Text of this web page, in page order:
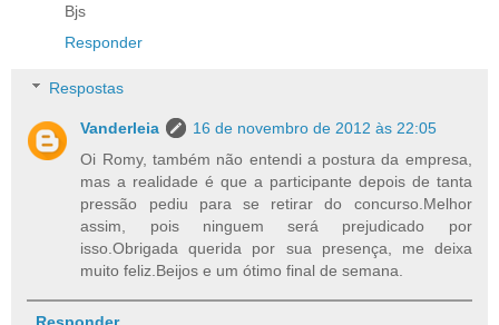
Bjs
Responder
Respostas
Vanderleia
16 de novembro de 2012 às 22:05
Oi Romy, também não entendi a postura da empresa,
mas a realidade é que a participante depois de tanta
pressão pediu para se retirar do concurso.Melhor
assim, pois ninguem será prejudicado por
isso.Obrigada querida por sua presença, me deixa
muito feliz.Beijos e um ótimo final de semana.
Responder